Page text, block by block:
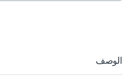
الوصف